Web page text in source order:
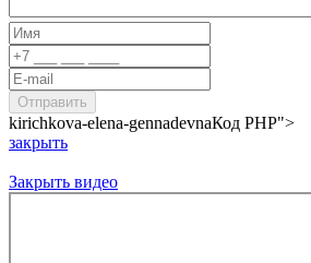
kirichkova-elena-gennadevnaКод PHP">
закрыть
Закрыть видео